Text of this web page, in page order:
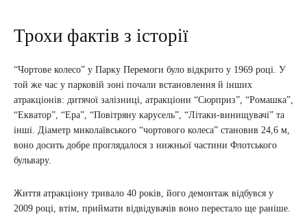
Трохи фактів з історії
“Чортове колесо” у Парку Перемоги було відкрито у 1969 році. У
той же час у парковій зоні почали встановлення й інших
атракціонів: дитячої залізниці, атракціони “Сюрприз”, “Ромашка”,
“Екватор”, “Ера”, “Повітряну карусель”, “Літаки-винищувачі” та
інші. Діаметр миколаївського “чортового колеса” становив 24,6 м,
воно досить добре проглядалося з нижньої частини Флотського
бульвару.
Життя атракціону тривало 40 років, його демонтаж відбувся у
2009 році, втім, приймати відвідувачів воно перестало ще раніше.